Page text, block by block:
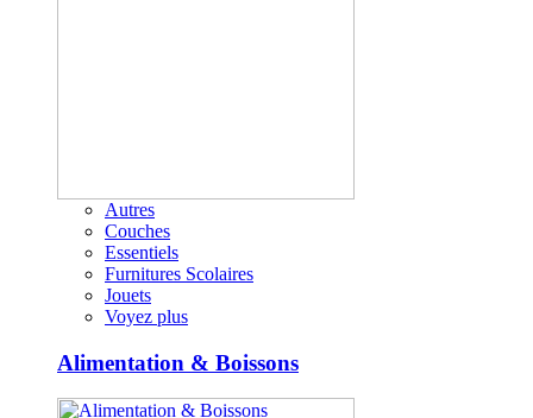
Autres
Couches
Essentiels
Furnitures Scolaires
Jouets
Voyez plus
Alimentation & Boissons